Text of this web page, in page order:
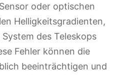
oder optischen
Helligkeitsgradienten,
des Teleskops
Fehler können die
beeinträchtigen und